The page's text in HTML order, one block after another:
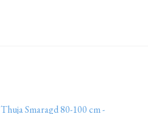
Thuja Smaragd 80-100 cm -